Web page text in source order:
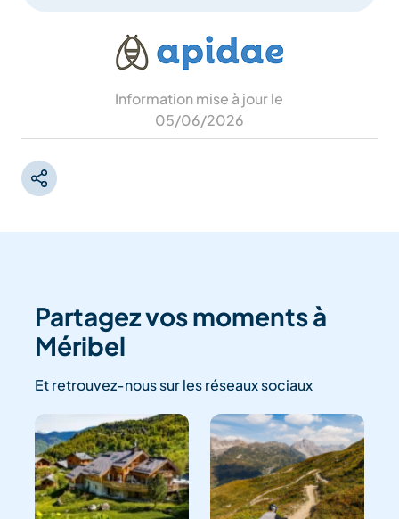
Information mise à jour le
05/06/2026
Partagez vos moments à
Méribel
Et retrouvez-nous sur les réseaux sociaux